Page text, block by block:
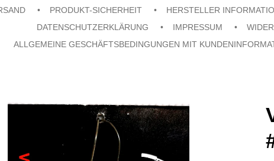
PRODUKT-SICHERHEIT HERSTELLER
DATENSCHUTZERKLÄRUNG
IMPRESSUM
ALLGEMEINE GESCHÄFTSBEDINGUNGEN MIT